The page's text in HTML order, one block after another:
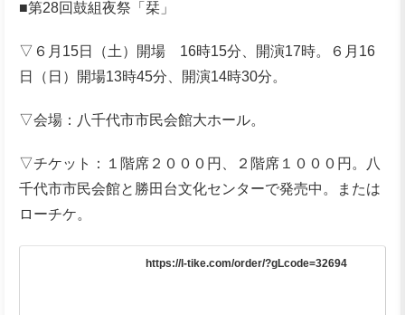
■第28回鼓組夜祭「栞」
▽６月15日（土）開場 16時15分、開演17時。６月16
日（日）開場13時45分、開演14時30分。
▽会場：八千代市市民会館大ホール。
▽チケット：１階席２０００円、２階席１０００円。八
千代市市民会館と勝田台文化センターで発売中。または
ローチケ。
https://l-tike.com/order/?gLcode=32694